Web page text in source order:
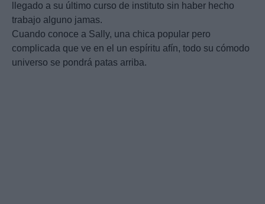
llegado a su último curso de instituto sin haber hecho
trabajo alguno jamas.
Cuando conoce a Sally, una chica popular pero
complicada que ve en el un espíritu afín, todo su cómodo
universo se pondrá patas arriba.